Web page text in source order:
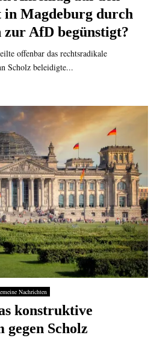
Magdeburg durch
zur AfD begünstigt?
offenbar das rechtsradikale
Scholz beleidigte...
Nachrichten
konstruktive
gegen Scholz